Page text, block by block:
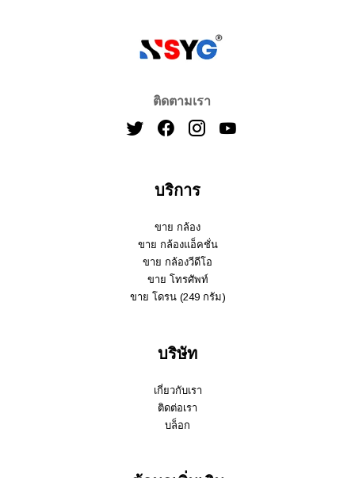
ติดตามเรา
บริการ
ขาย กล้อง
ขาย กล้องแอ็คชั่น
ขาย กล้องวีดีโอ
ขาย โทรศัพท์
ขาย โดรน (249 กรัม)
บริษัท
เกี่ยวกับเรา
ติดต่อเรา
บล็อก